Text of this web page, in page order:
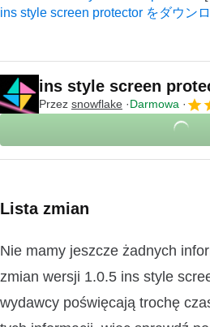
ins style screen protector をダウン
ins style screen
Przez snowflake Darmowa
Lista zmian
Nie mamy jeszcze żadnych
zmian wersji 1.0.5 ins style
wydawcy poświęcają trochę